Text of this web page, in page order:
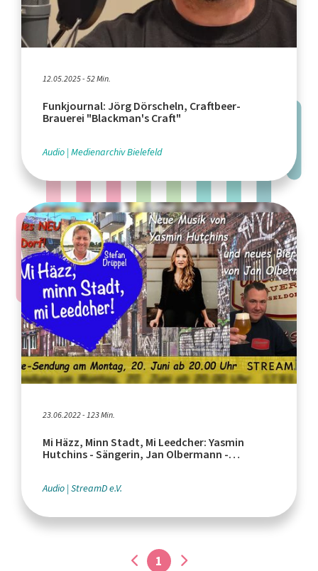
12.05.2025 - 52 Min.
Funkjournal: Jörg Dörscheln, Craftbeer-
Brauerei "Blackman's Craft"
Audio Medienarchiv Bielefeld
23.06.2022 - 123 Min.
Mi Häzz, Minn Stadt, Mi Leedcher: Yasmin
Hutchins - Sängerin, Jan Olbermann -
Audio StreamD e.V.
1